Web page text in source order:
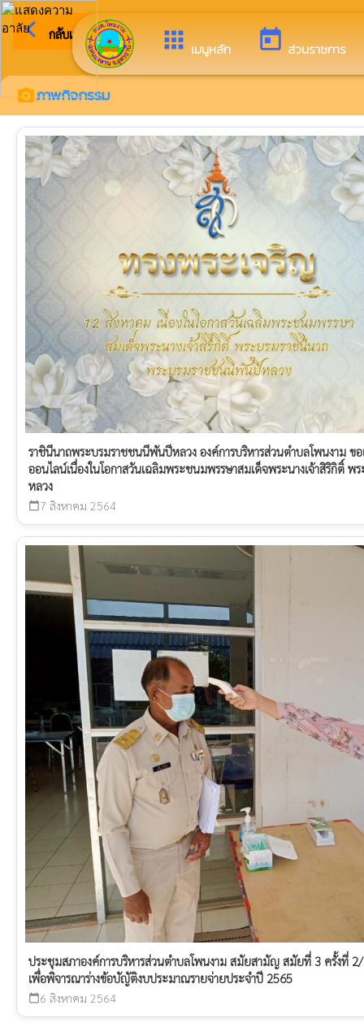
apps เมนูหลัก today ส่วนราชการ
arrow_back_ios กลับเมนูหลัก
camera_altภาพกิจกรรม
ราชินีนาถพระบรมราชชนนีพันปีหลวง องค์การบริหารส่วนตำบลโพนงาม ข
ออนไลน์เนื่องในโอกาสวันเฉลิมพระชนมพรรษาสมเด็จพระนางเจ้าสิริกิติ์
หลวง
calendar_today 7 สิงหาคม 2564
ประชุมสภาองค์การบริหารส่วนตำบลโพนงาม สมัยสามัญ สมัยที่ 3 ครั้งที่
เพื่อพิจารณาร่างข้อบัญัติงบประมาณรายจ่ายประจำปี 2565
calendar_today 6 สิงหาคม 2564